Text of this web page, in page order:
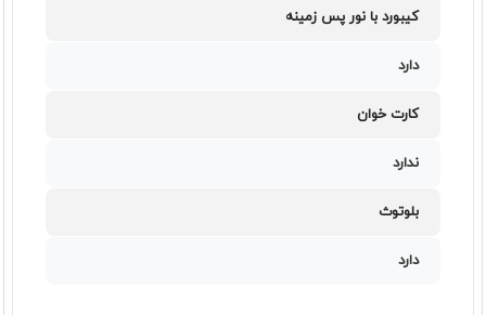
کیبورد با نور پس زمینه
دارد
کارت خوان
ندارد
بلوتوث
دارد